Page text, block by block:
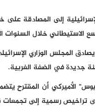
الاستيطاني خلال السنوات
المجلس الوزاري
تراخيص رسمية إلى تجمعات